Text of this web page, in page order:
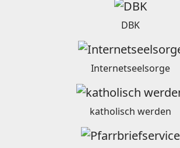
DBK
Internetseelsorge
katholisch werden